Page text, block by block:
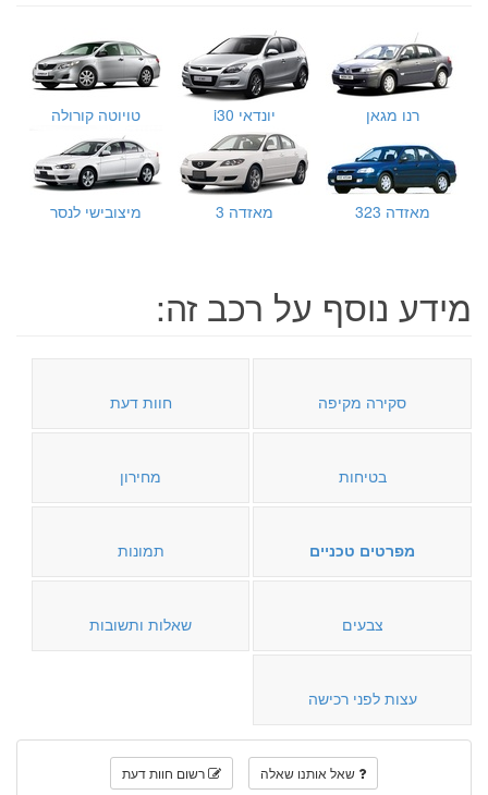
רנו מגאן יונדאי i30 טויוטה קורולה
מאזדה 323 מאזדה 3 מיצובישי לנסר
מידע נוסף על רכב זה:
סקירה מקיפה חוות דעת
בטיחות מחירון
מפרטים טכניים תמונות
צבעים שאלות ותשובות
עצות לפני רכישה
שאל אותנו שאלה רשום חוות דעת